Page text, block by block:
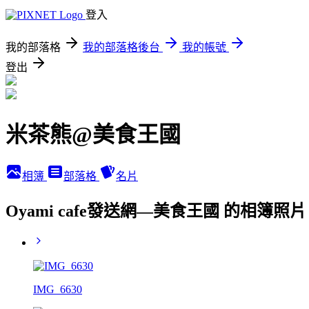
登入
我的部落格 我的部落格後台
我的帳號
登出
米茶熊@美食王國
相簿 部落格 名片
Oyami cafe發送網—美食王國 的相簿照片
IMG_6630